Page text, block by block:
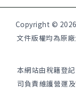
Copyright ©
文件版權均為原
本網站由稅籍登
司負責維護營運